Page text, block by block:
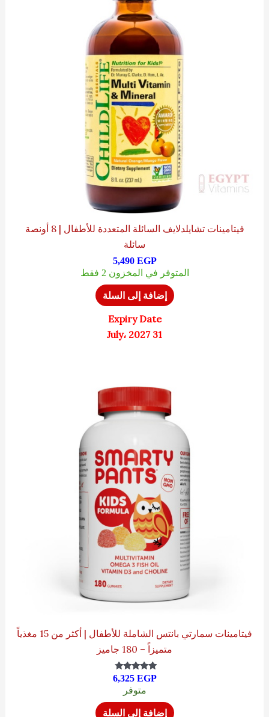
فيتامينات تشايلدلايف السائلة المتعددة للأطفال | 8 أونصة
سائلة
5,490EGP
المتوفر في المخزون 2 فقط
إضافة إلى السلة
Expiry Date
31 July، 2027
فيتامينات سمارتي بانتس الشاملة للأطفال | أكثر من 15 مغذياً
متميزاً – 180 جاميز
تم التقييم
من 5
6,325EGP
متوفر
إضافة إلى السلة